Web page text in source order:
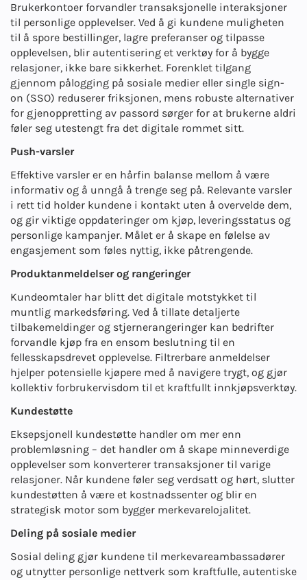
Brukerkontoer forvandler transaksjonelle interaksjoner
til personlige opplevelser. Ved å gi kundene muligheten
til å spore bestillinger, lagre preferanser og tilpasse
opplevelsen, blir autentisering et verktøy for å bygge
relasjoner, ikke bare sikkerhet. Forenklet tilgang
gjennom pålogging på sosiale medier eller single sign-
on (SSO) reduserer friksjonen, mens robuste alternativer
for gjenoppretting av passord sørger for at brukerne aldri
føler seg utestengt fra det digitale rommet sitt.
Push-varsler
Effektive varsler er en hårfin balanse mellom å være
informativ og å unngå å trenge seg på. Relevante varsler
i rett tid holder kundene i kontakt uten å overvelde dem,
og gir viktige oppdateringer om kjøp, leveringsstatus og
personlige kampanjer. Målet er å skape en følelse av
engasjement som føles nyttig, ikke påtrengende.
Produktanmeldelser og rangeringer
Kundeomtaler har blitt det digitale motstykket til
muntlig markedsføring. Ved å tillate detaljerte
tilbakemeldinger og stjernerangeringer kan bedrifter
forvandle kjøp fra en ensom beslutning til en
fellesskapsdrevet opplevelse. Filtrerbare anmeldelser
hjelper potensielle kjøpere med å navigere trygt, og gjør
kollektiv forbrukervisdom til et kraftfullt innkjøpsverktøy.
Kundestøtte
Eksepsjonell kundestøtte handler om mer enn
problemløsning – det handler om å skape minneverdige
opplevelser som konverterer transaksjoner til varige
relasjoner. Når kundene føler seg verdsatt og hørt, slutter
kundestøtten å være et kostnadssenter og blir en
strategisk motor som bygger merkevarelojalitet.
Deling på sosiale medier
Sosial deling gjør kundene til merkevareambassadører
og utnytter personlige nettverk som kraftfulle, autentiske